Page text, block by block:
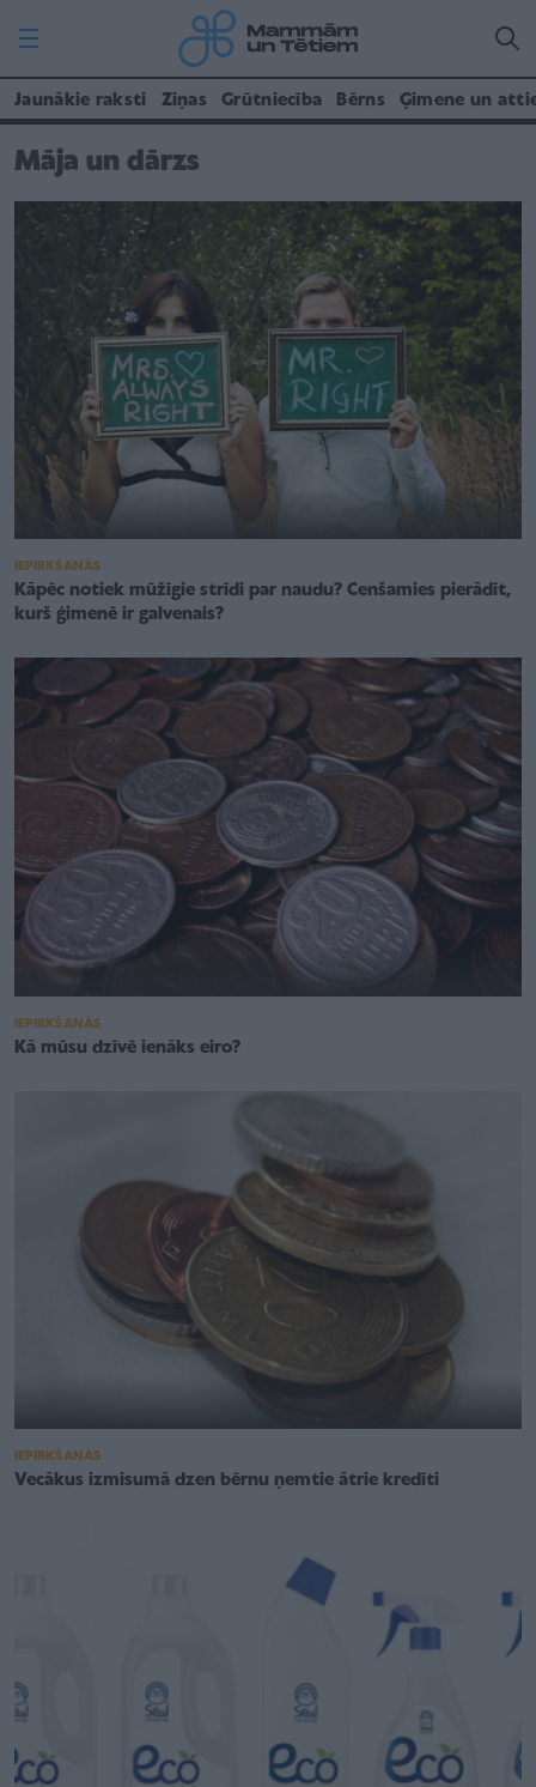
Jaunākie raksti Ziņas Grūtniecība Bērns Ģimene un
Māja un dārzs
IEPIRKŠANĀS
Kāpēc notiek mūžīgie strīdi par naudu? Cenšamies pierādīt,
kurš ģimenē ir galvenais?
IEPIRKŠANĀS
Kā mūsu dzīvē ienāks eiro?
IEPIRKŠANĀS
Vecākus izmisumā dzen bērnu ņemtie ātrie kredīti